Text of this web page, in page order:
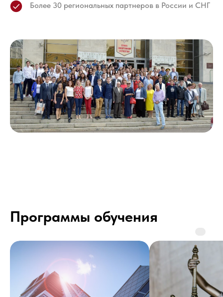
Более 30 региональных партнеров в России и СНГ
Программы обучения